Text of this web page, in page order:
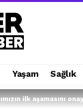
Yaşam Sağlık
ilk aşamasını